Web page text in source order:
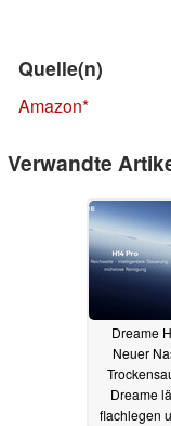
Quelle(n)
Amazon
Verwandte
Dreame
Neuer
Dreame
flachlegen